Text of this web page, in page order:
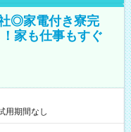
◎家電付き寮完
家も仕事もすぐ
期間】試用期間なし